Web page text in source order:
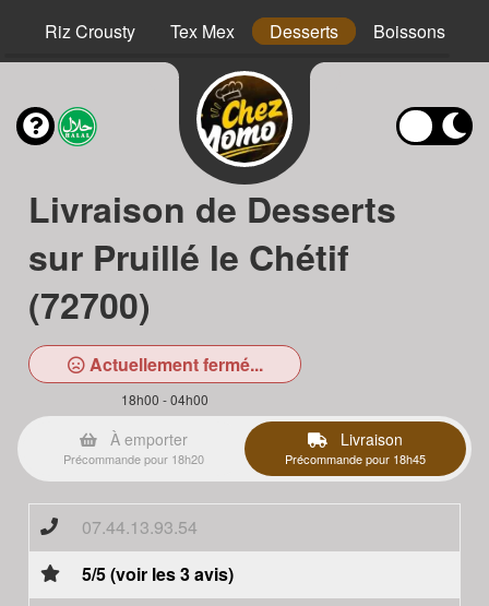
Riz Crousty Tex Mex Desserts Boissons
Livraison de Desserts
sur Pruillé le Chétif
(72700)
Actuellement fermé...
18h00 - 04h00
À emporter
Précommande pour 18h20
Livraison
Précommande pour 18h45
07.44.13.93.54
5/5 (voir les 3 avis)